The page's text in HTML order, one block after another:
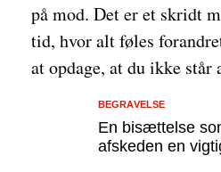
på mod. Det er et skridt
tid, hvor alt føles
at opdage, at du ikke står
En bisættelse
afskeden en
BEGRAVELSE